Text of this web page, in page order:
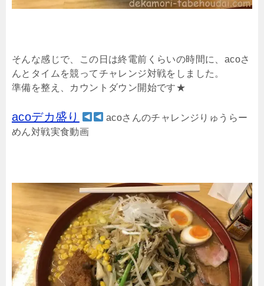
そんな感じで、この日は終電前くらいの時間に、acoさ
んとタイムを競ってチャレンジ対戦をしました。
準備を整え、カウントダウン開始です★
acoデカ盛り
acoさんのチャレンジりゅうらー
めん対戦実食動画